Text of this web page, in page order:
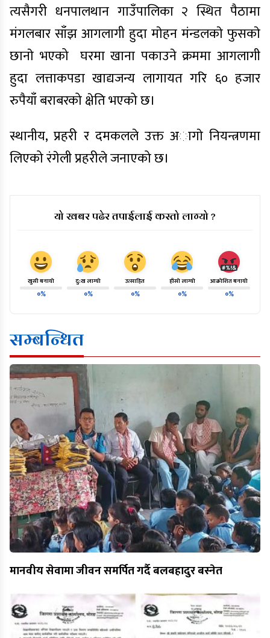
त्यसैगरी धनपालथान गाउँपालिका २ स्थित पैठामा
मंगलबार साँझ आगलागी हुदा माेहन मंन्डलकाे फुसकाे
छानाे भएको घरमा खाना पकाउने क्रममा आगलागी
हुदा लत्ताकपडा खाद्यजन्य लागायत गरि ६० हजार
रुपैयाँ बराबरको क्षेति भएको छ।
स्थानीय, प्रहरी र दमकलले उक्त अागाे नियन्त्रणमा
लिएको रंगेली प्रहरीले जनाएको छ।
यो खबर पढेर तपाईलाई कस्तो लाग्यो ?
खुसी बनायो
०%
दु:ख लाग्यो
०%
उत्साहित
०%
हाँसो लाग्यो
०%
आक्रोशित बनायो
०%
सम्बन्धित
मानवीय सेवामा जीवन समर्पित गर्दै बलबहादुर बस्नेत